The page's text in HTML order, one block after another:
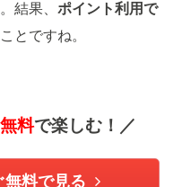
結果、 ポイント利用で
とですね。
料で楽しむ！／
無料で見る